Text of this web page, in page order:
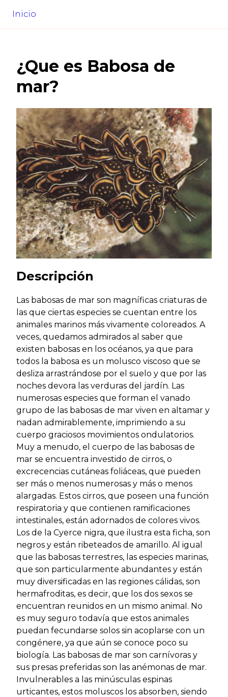
Inicio
¿Que es Babosa de
mar?
Descripción
Las babosas de mar son magníficas criaturas de
las que ciertas especies se cuentan entre los
animales marinos más vivamente coloreados. A
veces, quedamos admirados al saber que
existen babosas en los océanos, ya que para
todos la babosa es un molusco viscoso que se
desliza arrastrándose por el suelo y que por las
noches devora las verduras del jardín. Las
numerosas especies que forman el vanado
grupo de las babosas de mar viven en altamar y
nadan admirablemente, imprimiendo a su
cuerpo graciosos movimientos ondulatorios.
Muy a menudo, el cuerpo de las babosas de
mar se encuentra investido de cirros, o
excrecencias cutáneas foliáceas, que pueden
ser más o menos numerosas y más o menos
alargadas. Estos cirros, que poseen una función
respiratoria y que contienen ramificaciones
intestinales, están adornados de colores vivos.
Los de la Cyerce nigra, que ilustra esta ficha, son
negros y están ribeteados de amarillo. Al igual
que las babosas terrestres, las especies marinas,
que son particularmente abundantes y están
muy diversificadas en las regiones cálidas, son
hermafroditas, es decir, que los dos sexos se
encuentran reunidos en un mismo animaI. No
es muy seguro todavía que estos animales
puedan fecundarse solos sin acoplarse con un
congénere, ya que aún se conoce poco su
biología. Las babosas de mar son carnívoras y
sus presas preferidas son las anémonas de mar.
Invulnerables a las minúsculas espinas
urticantes, estos moluscos los absorben, siendo